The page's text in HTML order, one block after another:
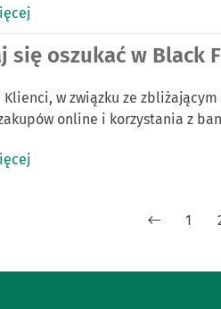
się oszukać w Black
Klienci, w związku ze
online i korzystania z
1